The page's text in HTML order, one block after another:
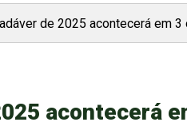
de 2025 acontecerá em 3
acontecerá